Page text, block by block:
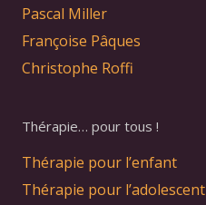
Pascal Miller
Françoise Pâques
Christophe Roffi
Thérapie… pour tous !
Thérapie pour l’enfant
Thérapie pour l’adolescent